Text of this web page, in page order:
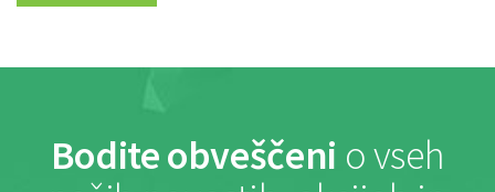
Bodite obveščeni o vseh